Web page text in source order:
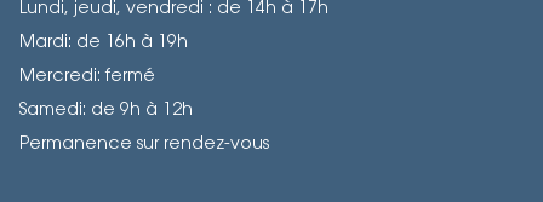
Lundi, jeudi, vendredi : de 14h à 17h
Mardi: de 16h à 19h
Mercredi: fermé
Samedi: de 9h à 12h
Permanence sur rendez-vous